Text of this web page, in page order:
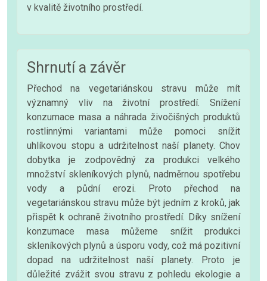
v kvalitě životního prostředí.
Shrnutí a závěr
Přechod na vegetariánskou stravu může mít
významný vliv na životní prostředí. Snížení
konzumace masa a náhrada živočišných produktů
rostlinnými variantami může pomoci snížit
uhlíkovou stopu a udržitelnost naší planety. Chov
dobytka je zodpovědný za produkci velkého
množství skleníkových plynů, nadměrnou spotřebu
vody a půdní erozi. Proto přechod na
vegetariánskou stravu může být jedním z kroků, jak
přispět k ochraně životního prostředí. Díky snížení
konzumace masa můžeme snížit produkci
skleníkových plynů a úsporu vody, což má pozitivní
dopad na udržitelnost naší planety. Proto je
důležité zvážit svou stravu z pohledu ekologie a